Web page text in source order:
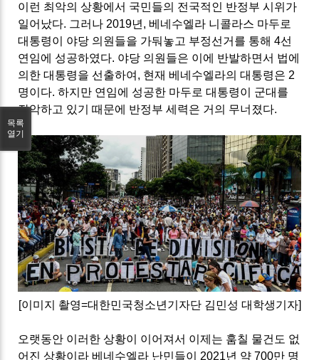
이런 최악의 상황에서 국민들의 전국적인 반정부 시위가
일어났다. 그러나 2019년, 베네수엘라 니콜라스 마두로
대통령이 야당 의원들을 가둬놓고 부정선거를 통해 4선
연임에 성공하였다. 야당 의원들은 이에 반발하면서 법에
의한 대통령을 선출하여, 현재 베네수엘라의 대통령은 2
명이다. 하지만 연임에 성공한 마두로 대통령이 군대를
장악하고 있기 때문에 반정부 세력은 거의 무너졌다.
[이미지 촬영=대한민국청소년기자단 김민성 대학생기자]
오랫동안 이러한 상황이 이어져서 이제는 훔칠 물건도 없
어진 상황이라 베네수엘라 난민들이 2021년 약 700만 명
목록
열기